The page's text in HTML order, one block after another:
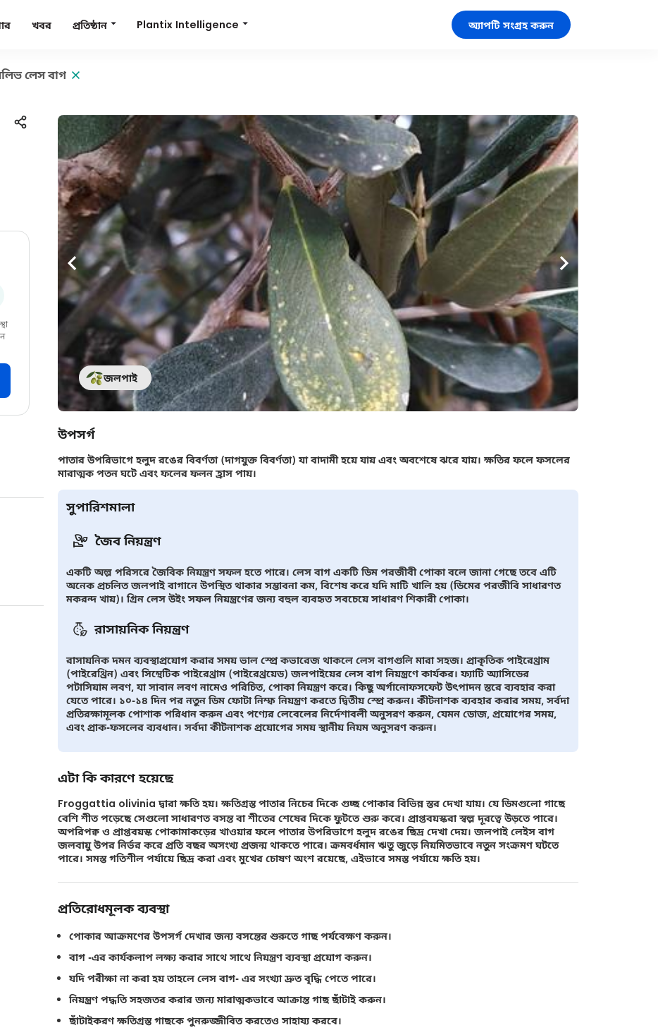
খবর প্রতিষ্ঠান Plantix Intelligence অ্যাপটি সংগ্রহ করুন
লেস বাগ
জলপাই
উপসর্গ
পাতার উপরিভাগে হলুদ রঙের বিবর্ণতা (দাগযুক্ত বিবর্ণতা) যা বাদামী হয়ে যায় এবং অবশেষে ঝরে যায়। ক্ষতির ফলে ফসলের
মারাত্মক পতন ঘটে এবং ফলের ফলন হ্রাস পায়।
সুপারিশমালা
জৈব নিয়ন্ত্রণ
একটি অল্প পরিসরে জৈবিক নিয়ন্ত্রণ সফল হতে পারে। লেস বাগ একটি ডিম পরজীবী পোকা বলে জানা গেছে তবে এটি
অনেক প্রচলিত জলপাই বাগানে উপস্থিত থাকার সম্ভাবনা কম, বিশেষ করে যদি মাটি খালি হয় (ডিমের পরজীবি সাধারণত
মকরন্দ খায়)। গ্রিন লেস উইং সফল নিয়ন্ত্রণের জন্য বহুল ব্যবহৃত সবচেয়ে সাধারণ শিকারী পোকা।
রাসায়নিক নিয়ন্ত্রণ
রাসায়নিক দমন ব্যবস্থাপ্রয়োগ করার সময় ভাল স্প্রে কভারেজ থাকলে লেস বাগগুলি মারা সহজ। প্রাকৃতিক পাইরেথ্রাম
(পাইরেথ্রিন) এবং সিন্থেটিক পাইরেথ্রাম (পাইরেথ্রয়েড) জলপাইয়ের লেস বাগ নিয়ন্ত্রণে কার্যকর। ফ্যাটি অ্যাসিডের
পটাসিয়াম লবণ, যা সাবান লবণ নামেও পরিচিত, পোকা নিয়ন্ত্রণ করে। কিছু অর্গানোফসফেট উৎপাদন স্তরে ব্যবহার করা
যেতে পারে। ১০-১৪ দিন পর নতুন ডিম ফোটা নিম্ফ নিয়ন্ত্রণ করতে দ্বিতীয় স্প্রে করুন। কীটনাশক ব্যবহার করার সময়, সর্বদা
প্রতিরক্ষামূলক পোশাক পরিধান করুন এবং পণ্যের লেবেলের নির্দেশাবলী অনুসরণ করুন, যেমন ডোজ, প্রয়োগের সময়,
এবং প্রাক-ফসলের ব্যবধান। সর্বদা কীটনাশক প্রয়োগের সময় স্থানীয় নিয়ম অনুসরণ করুন।
এটা কি কারণে হয়েছে
Froggattia olivinia দ্বারা ক্ষতি হয়। ক্ষতিগ্রস্ত পাতার নিচের দিকে গুচ্ছ পোকার বিভিন্ন স্তর দেখা যায়। যে ডিমগুলো গাছে
বেশি শীত পড়েছে সেগুলো সাধারণত বসন্ত বা শীতের শেষের দিকে ফুটতে শুরু করে। প্রাপ্তবয়স্করা স্বল্প দূরত্বে উড়তে পারে।
অপরিপক্ব ও প্রাপ্তবয়স্ক পোকামাকড়ের খাওয়ার ফলে পাতার উপরিভাগে হলুদ রঙের ছিদ্র দেখা দেয়। জলপাই লেইস বাগ
জলবায়ু উপর নির্ভর করে প্রতি বছর অসংখ্য প্রজন্ম থাকতে পারে। ক্রমবর্ধমান ঋতু জুড়ে নিয়মিতভাবে নতুন সংক্রমণ ঘটতে
পারে। সমস্ত গতিশীল পর্যায়ে ছিদ্র করা এবং মুখের চোষণ অংশ রয়েছে, এইভাবে সমস্ত পর্যায়ে ক্ষতি হয়।
প্রতিরোধমূলক ব্যবস্থা
পোকার আক্রমণের উপসর্গ দেখার জন্য বসন্তের শুরুতে গাছ পর্যবেক্ষণ করুন।
বাগ -এর কার্যকলাপ লক্ষ্য করার সাথে সাথে নিয়ন্ত্রণ ব্যবস্থা প্রয়োগ করুন।
যদি পরীক্ষা না করা হয় তাহলে লেস বাগ- এর সংখ্যা দ্রুত বৃদ্ধি পেতে পারে।
নিয়ন্ত্রণ পদ্ধতি সহজতর করার জন্য মারাত্মকভাবে আক্রান্ত গাছ ছাঁটাই করুন।
ছাঁটাইকরণ ক্ষতিগ্রস্ত গাছকে পুনরুজ্জীবিত করতেও সাহায্য করবে।